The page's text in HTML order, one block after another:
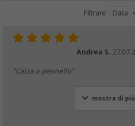
Filtrare Data
Andrea S.
"Calza a pennello"
mostra di più